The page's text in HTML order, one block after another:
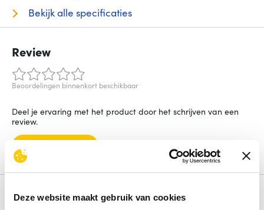
Deze website maakt gebruik van cookies
Bekijk alle specificaties
Review
Beoordelingen binnenkort beschikbaar
Deel je ervaring met het product door het schrijven van een
review.
Alternatieven